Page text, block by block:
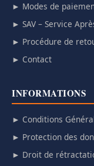
► Modes de
► SAV – Service
► Procédure de
► Contact
INFORMATIONS
► Conditions
► Protection des
► Droit de